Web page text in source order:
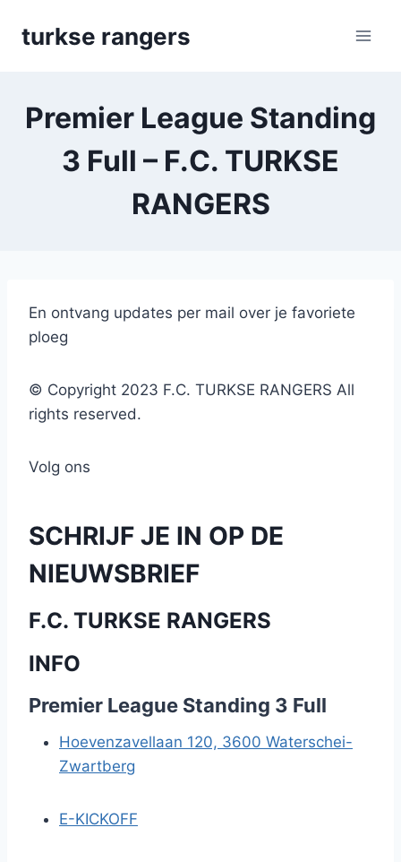
turkse rangers
Premier League Standing
3 Full – F.C. TURKSE
RANGERS
En ontvang updates per mail over je favoriete
ploeg
© Copyright 2023 F.C. TURKSE RANGERS All
rights reserved.
Volg ons
SCHRIJF JE IN OP DE
NIEUWSBRIEF
F.C. TURKSE RANGERS
INFO
Premier League Standing 3 Full
Hoevenzavellaan 120, 3600 Waterschei-
Zwartberg
E-KICKOFF